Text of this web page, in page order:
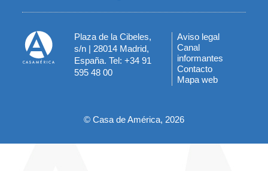
Plaza de la Cibeles,
s/n | 28014 Madrid,
España. Tel: +34 91
595 48 00
Menú
del
pie
Aviso legal
Canal
informantes
Contacto
Mapa web
© Casa de América, 2026